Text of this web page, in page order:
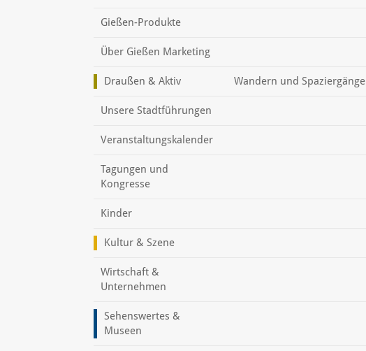
Gießen-Produkte
Über Gießen Marketing
Draußen & Aktiv Wandern und Spaziergänge
Unsere Stadtführungen
Veranstaltungskalender
Tagungen und
Kongresse
Kinder
Kultur & Szene
Wirtschaft &
Unternehmen
Sehenswertes &
Museen